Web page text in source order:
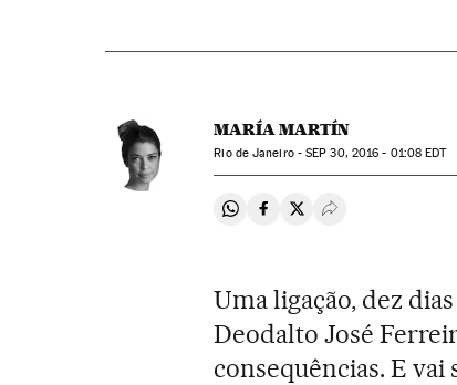
MARÍA MARTÍN
Rio de Janeiro -SEP 30, 2016 - 01:08 EDT
Compartir en Whatsapp
Compartir en Facebook
Compartir en Twitter
Desplegar Redes
Uma ligação, dez
Deodalto José
consequências. E vai